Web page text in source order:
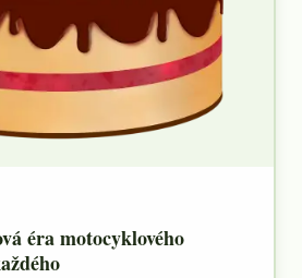
éra motocyklového